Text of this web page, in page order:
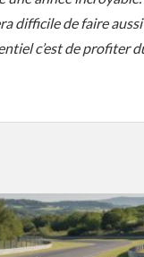
difficile de faire aussi
c’est de profiter